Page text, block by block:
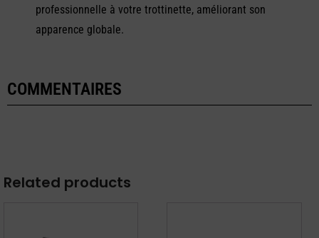
professionnelle à votre trottinette, améliorant son
apparence globale.
COMMENTAIRES
Related products